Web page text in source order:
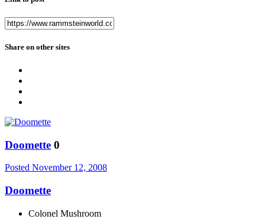
Share on other sites
Doomette 0
Posted November 12, 2008
Doomette
Colonel Mushroom